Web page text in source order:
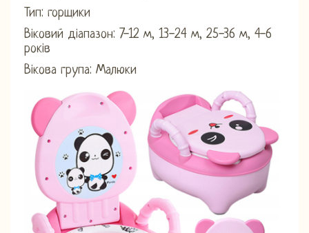
Тип: горщики
Віковий діапазон: 7-12 м, 13-24 м, 25-36 м, 4-6
років
Вікова група: Малюки